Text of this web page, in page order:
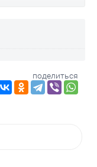
поделиться